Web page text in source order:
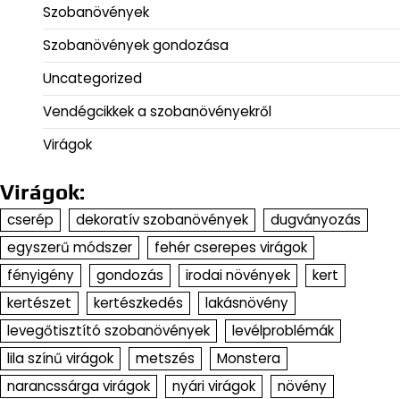
Szobanövények
Szobanövények gondozása
Uncategorized
Vendégcikkek a szobanövényekről
Virágok
Virágok:
cserép dekoratív szobanövények
dugványozás
egyszerű módszer
fehér cserepes virágok
fényigény
gondozás irodai növények
kert
kertészet
kertészkedés
lakásnövény
levegőtisztító szobanövények
levélproblémák
lila színű virágok
metszés
Monstera
narancssárga virágok
nyári virágok növény